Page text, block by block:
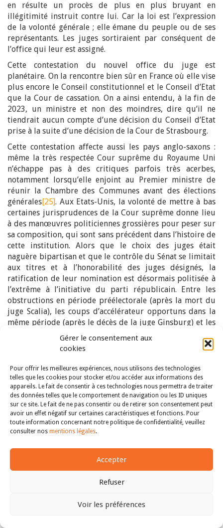
Gérer le consentement aux
cookies
Pour offrir les meilleures expériences, nous utilisons des technologies
telles que les cookies pour stocker et/ou accéder aux informations des
appareils. Le fait de consentir à ces technologies nous permettra de traiter
des données telles que le comportement de navigation ou les ID uniques
sur ce site. Le fait de ne pas consentir ou de retirer son consentement peut
avoir un effet négatif sur certaines caractéristiques et fonctions. Pour
toute information concernant notre politique de confidentialité, veuillez
consulter nos mentions légales.
Accepter
Refuser
Voir les préférences
en résulte un procès de plus en plus bruyant en
illégitimité instruit contre lui. Car la loi est l’expression
de la volonté générale ; elle émane du peuple ou de ses
représentants. Les juges sortiraient par conséquent de
l’office qui leur est assigné.
Cette contestation du nouvel office du juge est
planétaire. On la rencontre bien sûr en France où elle vise
plus encore le Conseil constitutionnel et le Conseil d’Etat
que la Cour de cassation. On a ainsi entendu, à la fin de
2023, un ministre et non des moindres, dire qu’il ne
tiendrait aucun compte d’une décision du Conseil d’Etat
prise à la suite d’une décision de la Cour de Strasbourg.
Cette contestation affecte aussi les pays anglo-saxons :
même la très respectée Cour suprême du Royaume Uni
n’échappe pas à des critiques parfois très acerbes,
notamment lorsqu’elle enjoint au Premier ministre de
réunir la Chambre des Communes avant des élections
générales[25]. Aux Etats-Unis, la volonté de mettre à bas
certaines jurisprudences de la Cour suprême donne lieu
à des manœuvres politiciennes grossières pour peser sur
sa composition, qui sont sans précédent dans l’histoire de
cette institution. Alors que le choix des juges était
naguère bipartisan et que le contrôle du Sénat se limitait
aux titres et à l’honorabilité des juges désignés, la
ratification de leur nomination est désormais politisée à
l’extrême à l’initiative du parti républicain. Entre les
obstructions en période préélectorale (après la mort du
juge Scalia), les coups d’accélérateur opportuns dans la
même période (après le décès de la juge Ginsburg) et les
anathèmes jetés sur les personnes, le monde est le témoin
navré d’agissements peu compatibles avec la haute idée
judiciaire indépendante.
Les « démocraties illibérales » ne supportant pas la
contradiction et, par conséquent, l’existence d’un pouvoir
judiciaire indépendant se sont de leur côté précocement
lancées dans des opérations souvent sophistiquées
d’assujettissement ou de domestication de leurs
juridictions, à commencer par leurs cours suprêmes. La
Pologne et la Hongrie fournissent à ce jour les exemples
les plus aboutis de telles tentatives réussies malgré la
résistance opiniâtre et justifiée des cours de Strasbourg
récentes dans certains pays, qu’il s’agisse du Brésil ou